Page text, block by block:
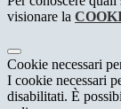
visionare la
Cookie necessari
I cookie necessari
disabilitati. È